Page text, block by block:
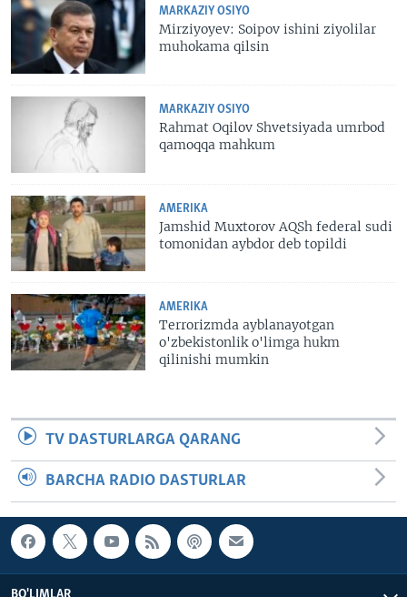
MARKAZIY OSIYO
Mirziyoyev: Soipov ishini ziyolilar
muhokama qilsin
MARKAZIY OSIYO
Rahmat Oqilov Shvetsiyada umrbod
qamoqqa mahkum
AMERIKA
Jamshid Muxtorov AQSh federal sudi
tomonidan aybdor deb topildi
AMERIKA
Terrorizmda ayblanayotgan
o'zbekistonlik o'limga hukm
qilinishi mumkin
TV DASTURLARGA QARANG
BARCHA RADIO DASTURLAR